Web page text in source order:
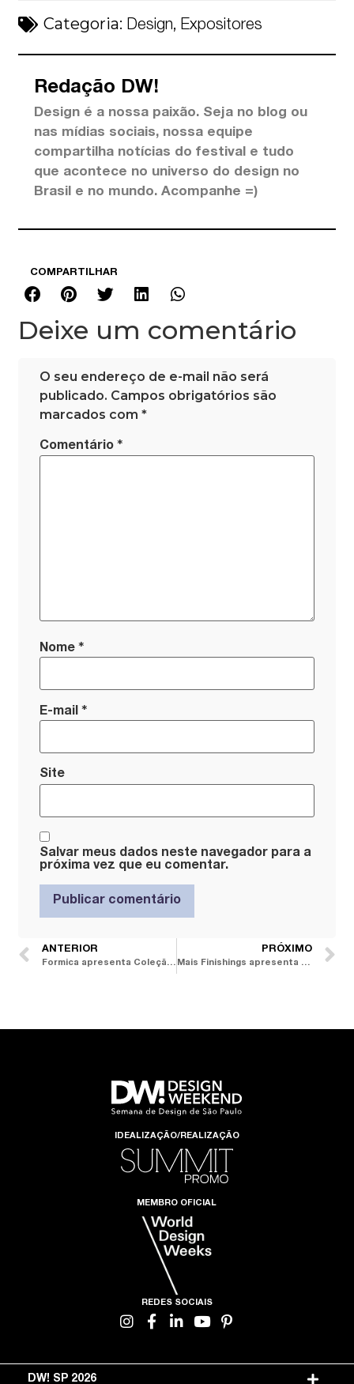
Categoria: Design, Expositores
Redação DW!
Design é a nossa paixão. Seja no blog ou
nas mídias sociais, nossa equipe
compartilha notícias do festival e tudo
que acontece no universo do design no
Brasil e no mundo. Acompanhe =)
COMPARTILHAR
Deixe um comentário
O seu endereço de e-mail não será
publicado. Campos obrigatórios são
marcados com*
Comentário*
Nome*
E-mail*
Site
Salvar meus dados neste navegador para a
próxima vez que eu comentar.
ANTERIOR
Formica apresenta Coleção Matizes e amplia repertório cromático de superfícies laminadas
PRÓXIMO
Mais Finishings apresenta coleção de bolsas exclusivas, criadas para ações da marca com arquitetos
IDEALIZAÇÃO/REALIZAÇÃO
MEMBRO OFICIAL
REDES SOCIAIS
DW! SP 2026